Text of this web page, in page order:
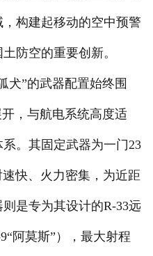
构建起移动的空中预警
防空的重要创新。
”的武器配置始终围
，与航电系统高度适
。其固定武器为一门23
快、火力密集，为近距
是专为其设计的R-33远
阿莫斯”），最大射程